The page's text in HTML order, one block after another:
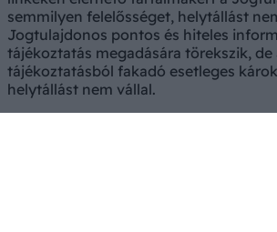
semmilyen felelősséget, helytállást
Jogtulajdonos pontos és hiteles
tájékoztatás megadására törekszik, de
tájékoztatásból fakadó esetleges
helytállást nem vállal.